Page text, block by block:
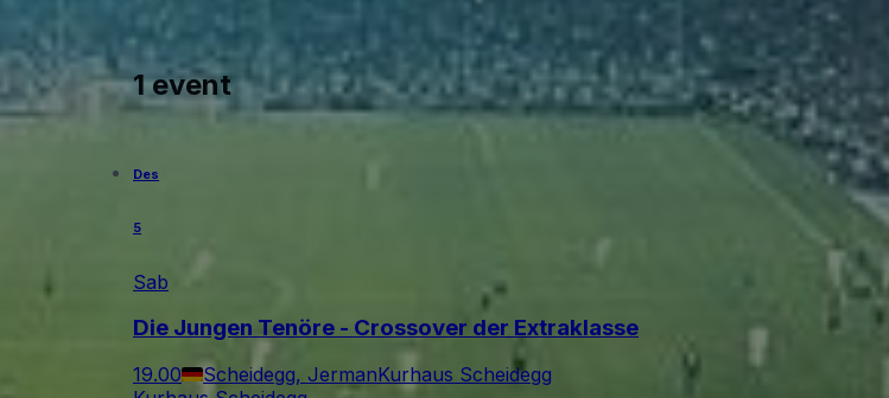
1 event
Des
5
Sab
Die Jungen Tenöre - Crossover der Extraklasse
19.00 Scheidegg, JermanKurhaus Scheidegg